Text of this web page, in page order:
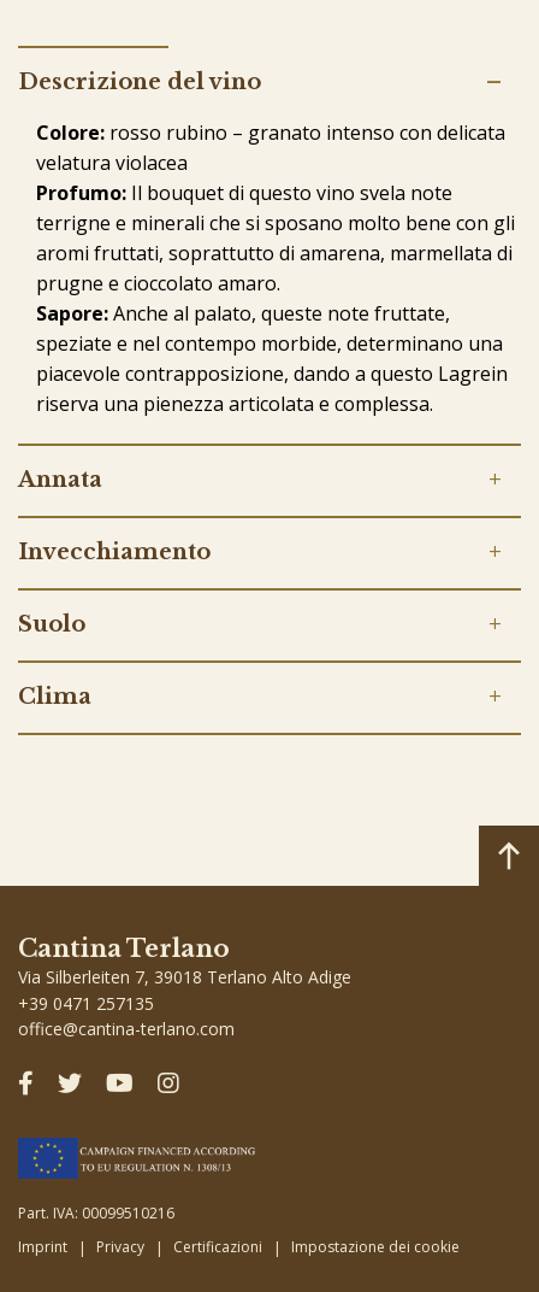
Descrizione del vino
Colore: rosso rubino – granato intenso con delicata
velatura violacea
Profumo: Il bouquet di questo vino svela note
terrigne e minerali che si sposano molto bene con gli
aromi fruttati, soprattutto di amarena, marmellata di
prugne e cioccolato amaro.
Sapore:Anche al palato, queste note fruttate,
speziate e nel contempo morbide, determinano una
piacevole contrapposizione, dando a questo Lagrein
riserva una pienezza articolata e complessa.
Annata
Invecchiamento
Suolo
Clima
Cantina Terlano
Via Silberleiten 7, 39018 Terlano Alto Adige
+39 0471 257135
office@cantina-terlano.com
Part. IVA: 00099510216
Imprint
Privacy Certificazioni Impostazione dei cookie